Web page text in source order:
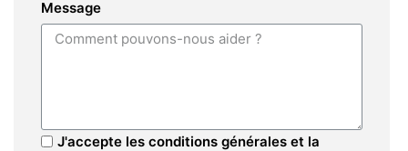
Message
J'accepte les conditions générales et la